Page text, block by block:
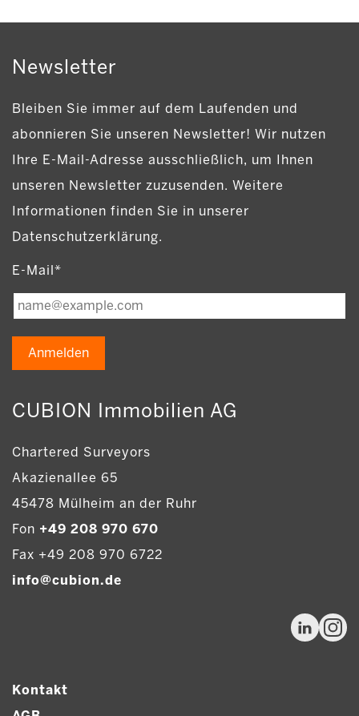
Newsletter
Bleiben Sie immer auf dem Laufenden und
abonnieren Sie unseren Newsletter! Wir nutzen
Ihre E-Mail-Adresse ausschließlich, um Ihnen
unseren Newsletter zuzusenden. Weitere
Informationen finden Sie in unserer
Datenschutzerklärung.
E-Mail*
Anmelden
CUBION Immobilien AG
Chartered Surveyors
Akazienallee 65
45478 Mülheim an der Ruhr
Fon +49 208 970 670
Fax +49 208 970 6722
info@cubion.de
Kontakt